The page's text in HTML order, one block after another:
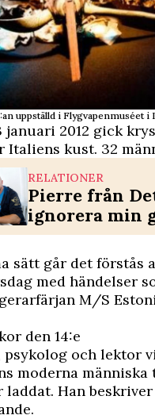
uppställd i Flygvapenmuséet
januari 2012 gick
Italiens kust. 32
RELATIONER
Pierre från
ignorera min
sätt går det förstås
med händelser
M/S
den 14:e
psykolog och lektor
moderna
laddat. Han